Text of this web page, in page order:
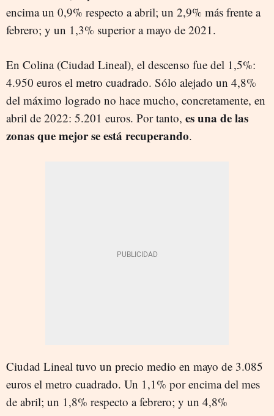
encima un 0,9% respecto a abril; un 2,9% más frente a
febrero; y un 1,3% superior a mayo de 2021.
En Colina (Ciudad Lineal), el descenso fue del 1,5%:
4.950 euros el metro cuadrado. Sólo alejado un 4,8%
del máximo logrado no hace mucho, concretamente, en
abril de 2022: 5.201 euros. Por tanto, es una de las
zonas que mejor se está recuperando.
Ciudad Lineal tuvo un precio medio en mayo de 3.085
euros el metro cuadrado. Un 1,1% por encima del mes
de abril; un 1,8% respecto a febrero; y un 4,8%